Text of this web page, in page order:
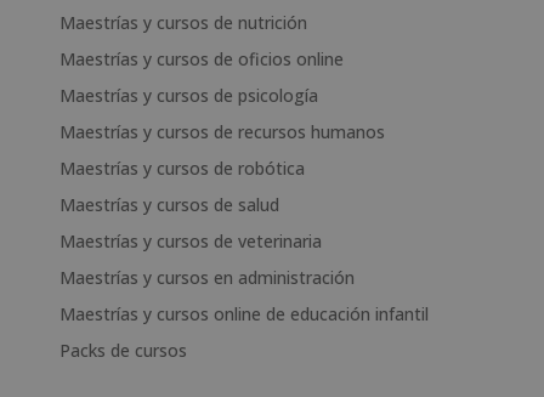
Maestrías y cursos de nutrición
Maestrías y cursos de oficios online
Maestrías y cursos de psicología
Maestrías y cursos de recursos humanos
Maestrías y cursos de robótica
Maestrías y cursos de salud
Maestrías y cursos de veterinaria
Maestrías y cursos en administración
Maestrías y cursos online de educación infantil
Packs de cursos